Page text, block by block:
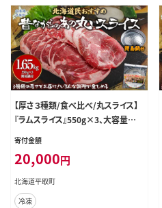
【厚さ３種類/食べ比べ/丸スライス】
『ラムスライス』550g×3、大容量の
1.65kg【簡易鍋付き１枚】 BRTI018
寄付金額
20,000円
北海道平取町
冷凍